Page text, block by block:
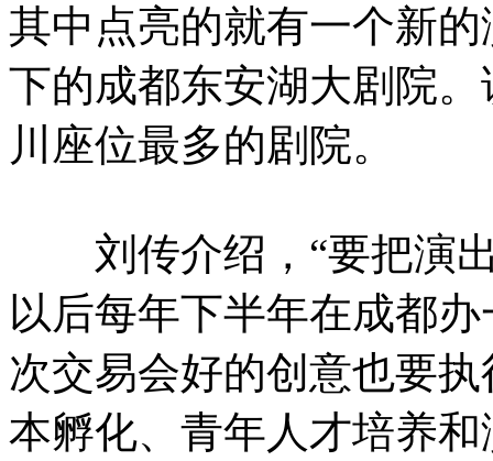
其中点亮的就有一个新
下的成都东安湖大剧院
川座位最多的剧院。
刘传介绍，“要把演出
以后每年下半年在成都
次交易会好的创意也要
本孵化、青年人才培养